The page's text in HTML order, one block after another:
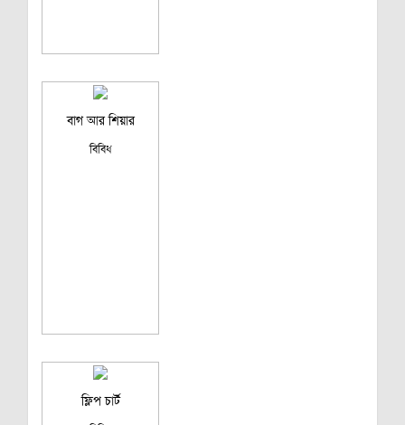
বাগ আর শিয়ার
বিবিধ
ফ্লিপ চার্ট